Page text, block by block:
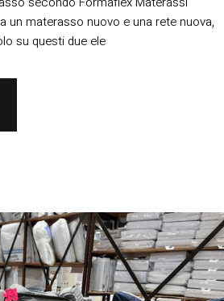
un materasso nuovo e una rete nuova,
su questi due ele